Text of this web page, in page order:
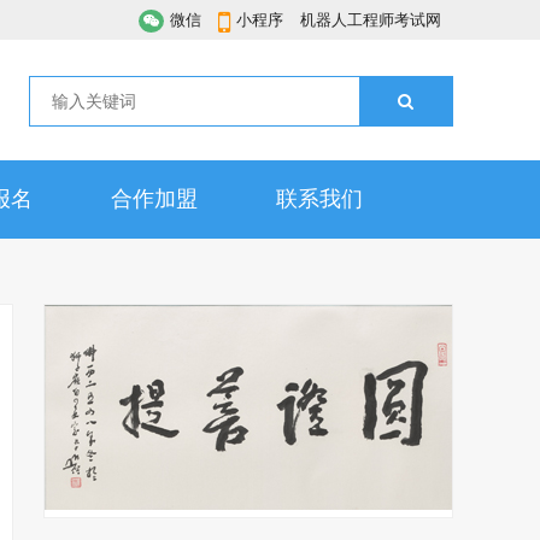
微信 小程序 机器人工程师考试网
名 合作加盟 联系我们